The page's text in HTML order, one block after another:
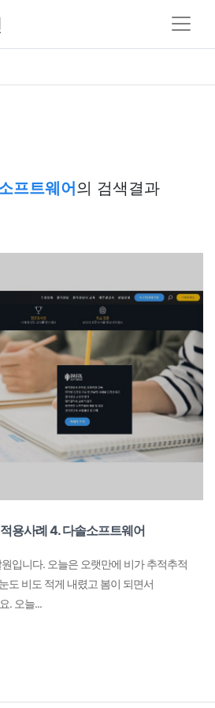
프트웨어의 검색결과
용사례 4. 다솔소프트웨어
입니다. 오늘은 오랫만에 비가 추적추적
도 비도 적게 내렸고 봄이 되면서
. 오늘...